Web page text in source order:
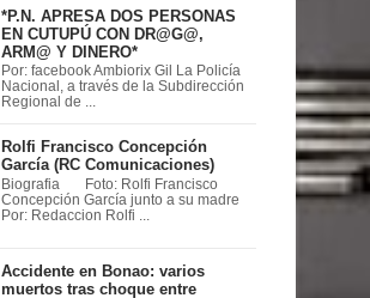
*P.N. APRESA DOS PERSONAS
EN CUTUPÚ CON DR@G@,
ARM@ Y DINERO*
Por: facebook Ambiorix Gil La Policía
Nacional, a través de la Subdirección
Regional de ...
Rolfi Francisco Concepción
García (RC Comunicaciones)
Biografia Foto: Rolfi Francisco
Concepción García junto a su madre
Por: Redaccion Rolfi ...
Accidente en Bonao: varios
muertos tras choque entre